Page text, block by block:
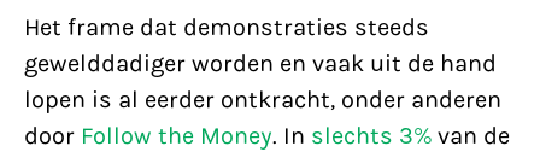
Het frame dat demonstraties steeds
gewelddadiger worden en vaak uit de hand
lopen is al eerder ontkracht, onder anderen
door Follow the Money. In slechts 3% van de